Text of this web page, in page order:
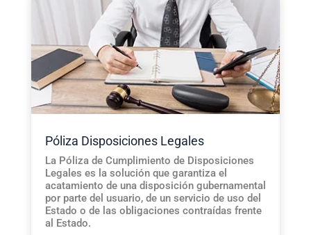
Póliza Disposiciones Legales
La Póliza de Cumplimiento de Disposiciones
Legales es la solución que garantiza el
acatamiento de una disposición gubernamental
por parte del usuario, de un servicio de uso del
Estado o de las obligaciones contraídas frente
al Estado.